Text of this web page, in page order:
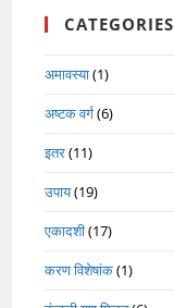
CATEGORIES
अमावस्या(1)
अष्टक वर्ग(6)
इतर(11)
उपाय(19)
एकादशी(17)
करण विशेषांक(1)